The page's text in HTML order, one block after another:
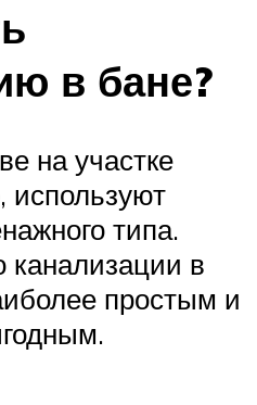
в бане?
на участке
используют
типа.
канализации в
простым и